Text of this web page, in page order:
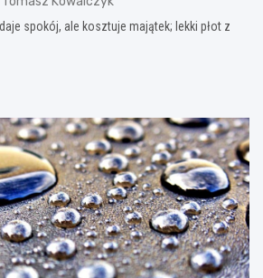
spokój, ale kosztuje majątek; lekki płot z